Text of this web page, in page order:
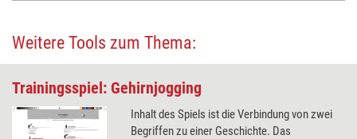
Weitere Tools zum Thema:
Trainingsspiel: Gehirnjogging
Inhalt des Spiels ist die Verbindung von zwei
Begriffen zu einer Geschichte. Das